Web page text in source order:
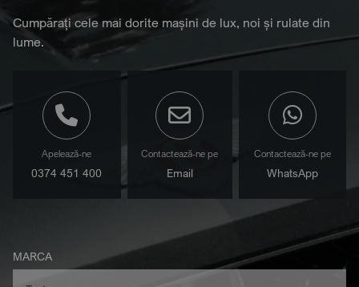
Cumpărați cele mai dorite mașini de lux, noi și rulate din
lume.
Apelează-ne
0374 451 400
Contactează-ne pe
Email
Contactează-ne pe
WhatsApp
MARCA